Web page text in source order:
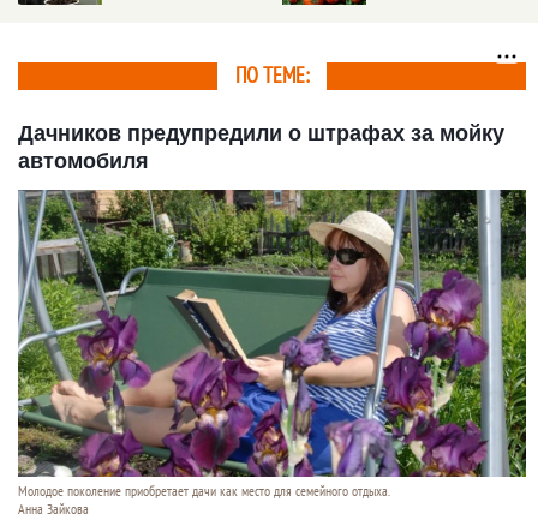
ПО ТЕМЕ:
Дачников предупредили о штрафах за мойку
автомобиля
Молодое поколение приобретает дачи как место для семейного отдыха.
Анна Зайкова